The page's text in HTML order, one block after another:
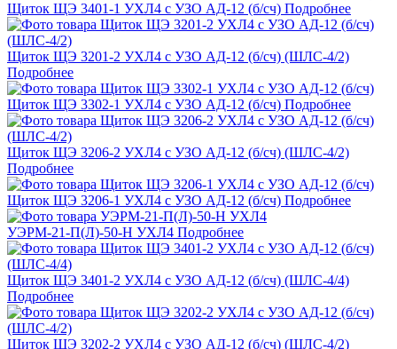
Щиток ЩЭ 3401-1 УХЛ4 с УЗО АД-12 (б/сч) Подробнее
Щиток ЩЭ 3201-2 УХЛ4 с УЗО АД-12 (б/сч) (ШЛС-4/2)
Подробнее
Щиток ЩЭ 3302-1 УХЛ4 с УЗО АД-12 (б/сч) Подробнее
Щиток ЩЭ 3206-2 УХЛ4 с УЗО АД-12 (б/сч) (ШЛС-4/2)
Подробнее
Щиток ЩЭ 3206-1 УХЛ4 с УЗО АД-12 (б/сч) Подробнее
УЭРМ-21-П(Л)-50-Н УХЛ4 Подробнее
Щиток ЩЭ 3401-2 УХЛ4 с УЗО АД-12 (б/сч) (ШЛС-4/4)
Подробнее
Щиток ЩЭ 3202-2 УХЛ4 с УЗО АД-12 (б/сч) (ШЛС-4/2)